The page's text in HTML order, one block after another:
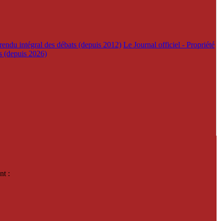
intégral des débats (depuis 2012) Le Journal officiel - Propriété
(depuis 2026)
: